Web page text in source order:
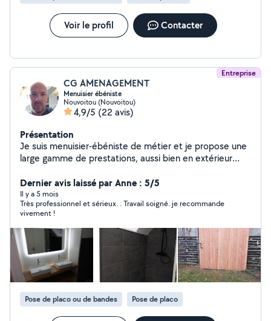
Voir le profil Contacter
Entreprise
CG AMENAGEMENT
Menuisier ébéniste
Nouvoitou (Nouvoitou)
4,9/5 (22 avis)
Présentation
Je suis menuisier-ébéniste de métier et je propose une
large gamme de prestations, aussi bien en extérieur
: Extérieur : pergolas, carports, terrasses, bardages bois,
clôtures/palis­sades, pose de menuiseries, volets
(fabrication et pose), portes de garage. Intérieur : pose
de parquets et sols souples, agencement sur mesure,
création de mobilier (tables en bois massif), réalisation
d' habillages muraux. Grâce à mon expérience
professionnelle, je dispose d'un large panel de
compétences, que je mets au service de mes clients
avec rigueur. Vous pouvez retrouver toutes mes
réalisations sur instagram ou Facebook. CG
Aménagement
Dernier avis laissé par Anne : 5/5
Il y a 5 mois
Très professionnel et sérieux. . Travail soigné. je recommande
vivement !
Pose de placo ou de bandes Pose de placo